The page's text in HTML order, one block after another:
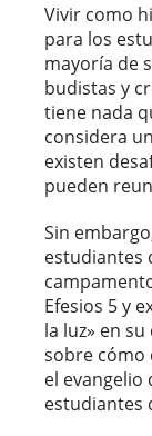
Vivir como
para los
mayoría de
budistas y
tiene nada
considera
existen
pueden
Sin
estudiantes
Efesios 5 y
la luz» en
sobre
el evangelio
estudiantes